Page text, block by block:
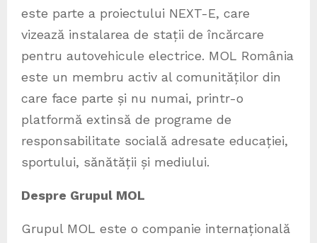
este parte a proiectului NEXT-E, care
vizează instalarea de stații de încărcare
pentru autovehicule electrice. MOL România
este un membru activ al comunităților din
care face parte și nu numai, printr-o
platformă extinsă de programe de
responsabilitate socială adresate educației,
sportului, sănătății și mediului.
Despre Grupul MOL
Grupul MOL este o companie internațională